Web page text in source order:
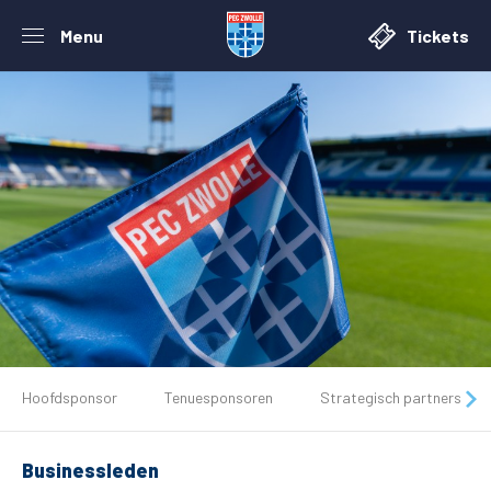
Menu Tickets
De club
Hoofdsponsor Tenuesponsoren Strategisch partners
Businessleden